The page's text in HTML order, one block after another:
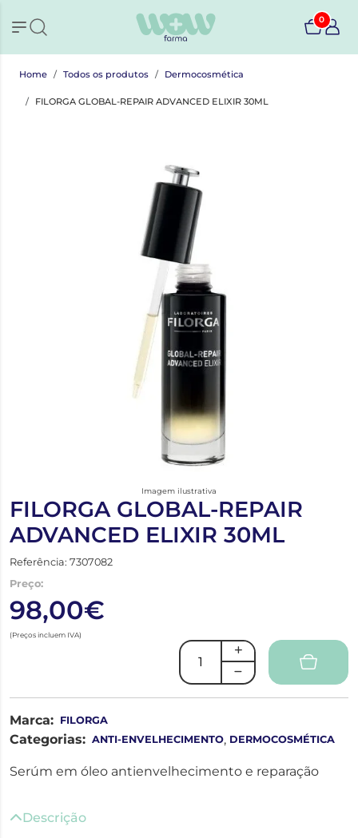
0
Home Todos os produtos Dermocosmética
FILORGA GLOBAL-REPAIR ADVANCED ELIXIR 30ML
Imagem ilustrativa
FILORGA GLOBAL-REPAIR
ADVANCED ELIXIR 30ML
Referência: 7307082
Preço:
98,00€
(Preços incluem IVA)
Marca: FILORGA
Categorias: ANTI-ENVELHECIMENTO, DERMOCOSMÉTICA
Serúm em óleo antienvelhecimento e reparação
Descrição